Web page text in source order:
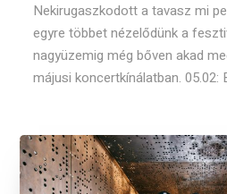
Nekirugaszkodott a tavasz mi
egyre többet nézelődünk a
nagyüzemig még bőven akad
májusi koncertkínálatban. 05.02: